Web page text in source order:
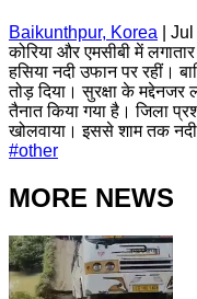
Baikunthpur, Korea
Jul
कोरिया और एमसीबी में
हसिया नदी उफान पर रहीं।
तोड़ दिया। सुरक्षा के
तैनात किया गया है। जिला
खोलवाया। इससे शाम तक
#other
MORE NEWS